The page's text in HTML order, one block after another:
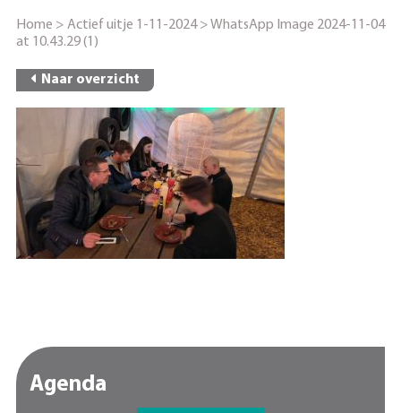
Home > Actief uitje 1-11-2024>WhatsApp Image 2024-11-04
at 10.43.29 (1)
Naar overzicht
Agenda